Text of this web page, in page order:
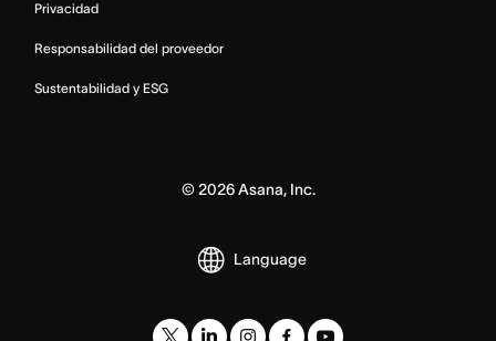
Privacidad
Responsabilidad del proveedor
Sustentabilidad y ESG
© 2026Asana, Inc.
Language